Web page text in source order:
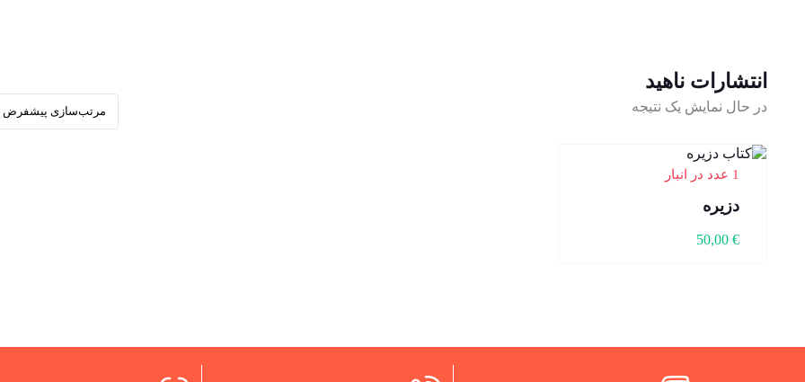
انتشارات ناهید
در حال نمایش یک نتیجه
1 عدد در انبار
دزیره
50,00 €